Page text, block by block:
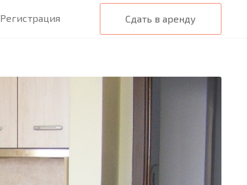
Сдать в аренду
Регистрация